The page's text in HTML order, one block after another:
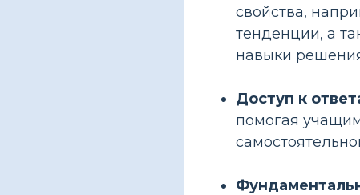
свойства,
тенденции, а
навыки
Доступ к
помогая